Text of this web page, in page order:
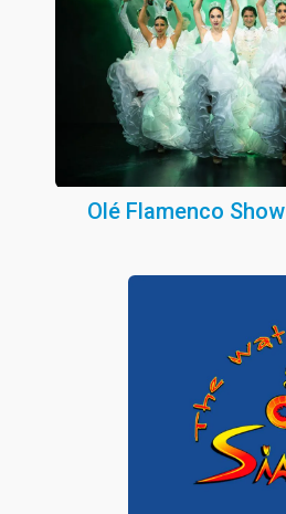
Olé Flamenco Show